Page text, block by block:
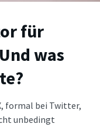
für
was
formal bei Twitter,
unbedingt